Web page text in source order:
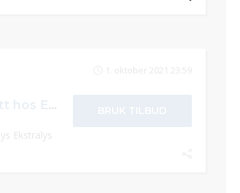
Ekstralys
1. oktober 2021 23:59